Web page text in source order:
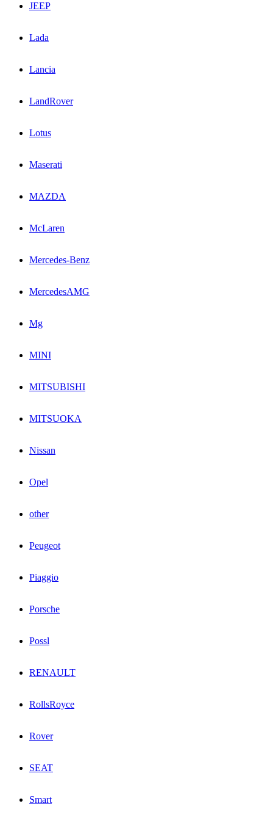
JEEP
Lada
Lancia
LandRover
Lotus
Maserati
MAZDA
McLaren
Mercedes-Benz
MercedesAMG
Mg
MINI
MITSUBISHI
MITSUOKA
Nissan
Opel
other
Peugeot
Piaggio
Porsche
Possl
RENAULT
RollsRoyce
Rover
SEAT
Smart